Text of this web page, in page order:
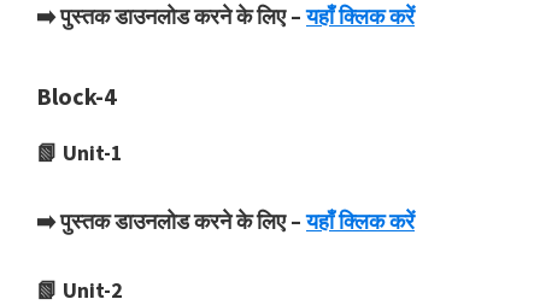
➡️ पुस्तक डाउनलोड करने के लिए –यहाँ क्लिक करें
Block-4
📗 Unit-1
➡️ पुस्तक डाउनलोड करने के लिए –यहाँ क्लिक करें
📗 Unit-2